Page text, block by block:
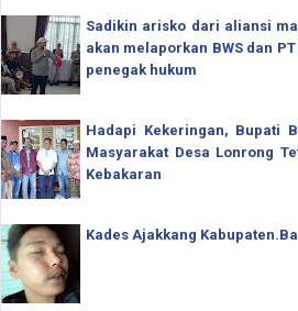
Sadikin arisko dari aliansi
akan melaporkan BWS dan
penegak hukum
Hadapi Kekeringan, Bupati
Masyarakat Desa Lonrong
Kebakaran
Kades Ajakkang